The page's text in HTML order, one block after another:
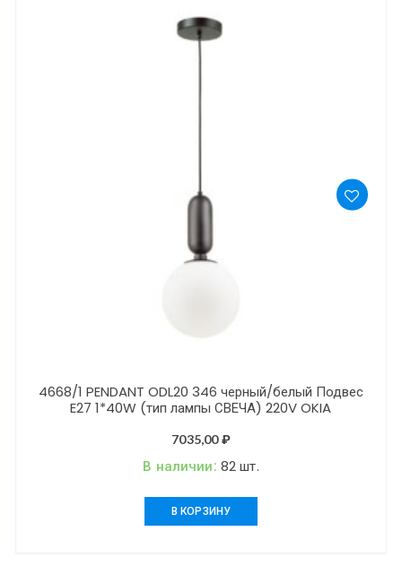
4668/1 PENDANT ODL20 346 черный/белый Подвес
E27 1*40W (тип лампы СВЕЧА) 220V OKIA
7035,00₽
В наличии: 82 шт.
В КОРЗИНУ